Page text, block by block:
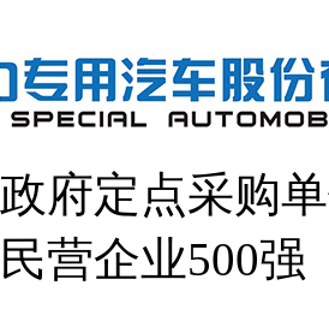
政府定点采购
民营企业500强